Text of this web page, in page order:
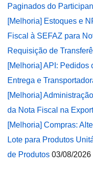
Paginados do
[Melhoria] Estoques e
Fiscal à SEFAZ para
Requisição de
[Melhoria] API: Pedidos
Entrega e
[Melhoria]
da Nota Fiscal na
[Melhoria] Compras:
Lote para Produtos
de Produtos 03/08/2026